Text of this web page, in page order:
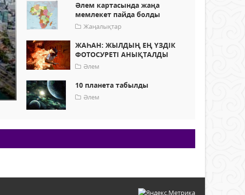
Әлем картасында жаңа
мемлекет пайда болды
Жаңалықтар
ЖАҺАН: ЖЫЛДЫҢ ЕҢ ҮЗДІК
ФОТОСУРЕТІ АНЫҚТАЛДЫ
Әлем
10 планета табылды
Әлем